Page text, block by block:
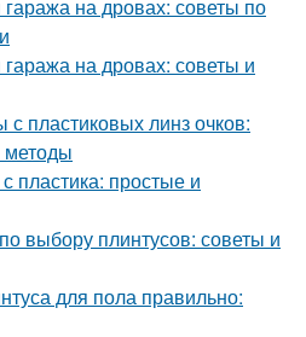
на дровах: советы по
на дровах: советы и
с пластиковых линз очков:
пластика: простые и
выбору плинтусов: советы и
для пола правильно: